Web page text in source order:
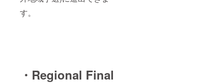
す。
・Regional Final